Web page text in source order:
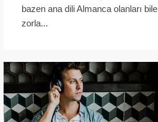
bazen ana dili Almanca olanları bile
zorla...